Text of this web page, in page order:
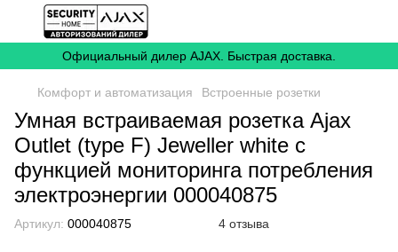
Официальный дилер AJAX. Быстрая доставка.
Комфорт и автоматизация Встроенные розетки
Умная встраиваемая розетка Ajax
Outlet (type F) Jeweller white с
функцией мониторинга потребления
электроэнергии 000040875
Артикул: 000040875 4 отзыва